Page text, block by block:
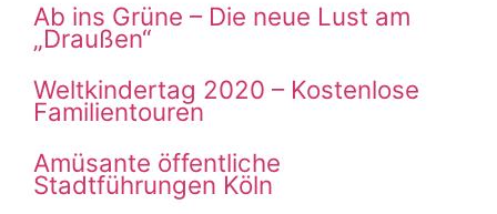
Ab ins Grüne – Die neue Lust am
„Draußen“
Weltkindertag 2020 – Kostenlose
Familientouren
Amüsante öffentliche
Stadtführungen Köln